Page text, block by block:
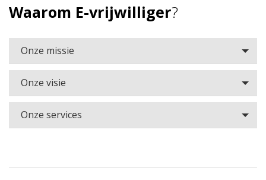
Waarom E-vrijwilliger?
Onze missie
Onze visie
Onze services